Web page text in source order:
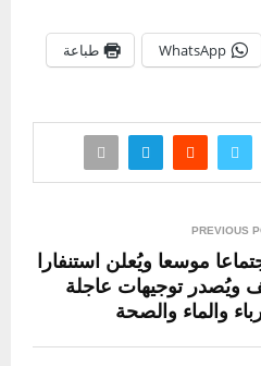
WhatsApp طباعة
PREVIOUS
موسعا ويُعلن استنفارا
ويُصدر توجيهات عاجلة
والماء والصحة